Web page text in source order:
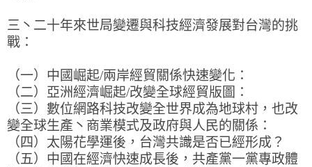
三丶二十年來世局變遷與科技經濟發展對台灣的挑
戰：
（一）中國崛起/兩岸經貿關係快速變化：
（二）亞洲經濟崛起/改變全球經貿版圖：
（三）數位網路科技改變全世界成為地球村，也改
變全球生產丶商業模式及政府與人民的關係：
（四）太陽花學運後，台灣共識是否已經形成？
（五）中國在經濟快速成長後，共產黨一黨專政體